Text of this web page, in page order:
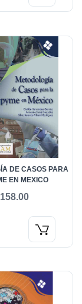
DE CASOS PARA
EN MEXICO